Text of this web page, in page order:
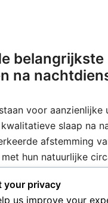
na
voor aanzienlijke
slaap na
afstemming
hun natuurlijke
kan leiden tot
behouden van slaap
your privacy
us improve your